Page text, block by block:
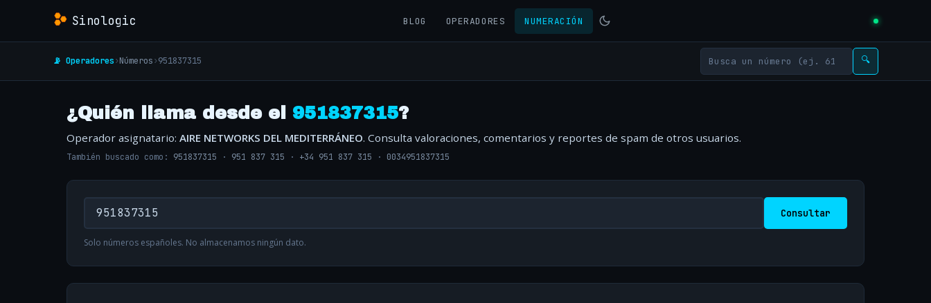
Sinologic BLOG OPERADORES NUMERACIÓN
📡 Operadores›Números›951837315 🔍
¿Quién llama desde el 951837315?
Operador asignatario: AIRE NETWORKS DEL MEDITERRÁNEO. Consulta valoraciones, comentarios y reportes de spam de otros usuarios.
También buscado como: 951837315 · 951 837 315 · +34 951 837 315 · 0034951837315
Consultar
Solo números españoles. No almacenamos ningún dato.